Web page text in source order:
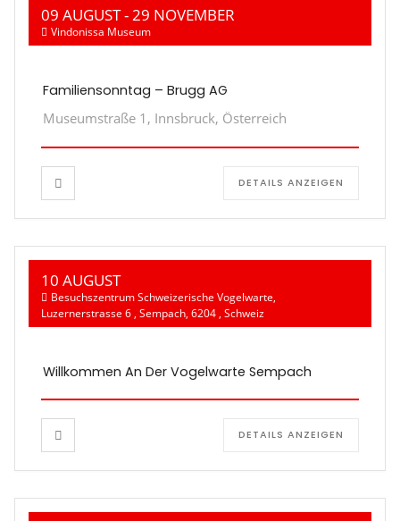
09 AUGUST- 29 NOVEMBER
Vindonissa Museum
Familiensonntag – Brugg AG
Museumstraße 1, Innsbruck, Österreich
DETAILS ANZEIGEN
10 AUGUST
Besuchszentrum Schweizerische Vogelwarte,
Luzernerstrasse 6 , Sempach, 6204 , Schweiz
Willkommen An Der Vogelwarte Sempach
DETAILS ANZEIGEN